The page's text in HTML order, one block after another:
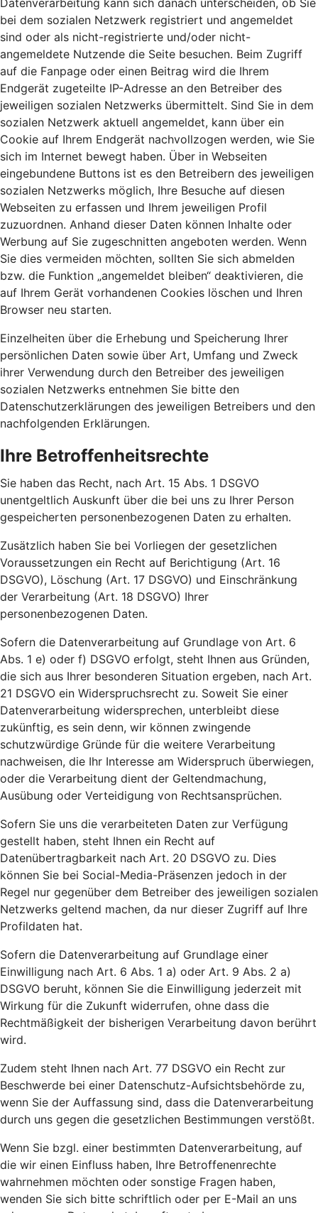
Datenverarbeitung kann sich danach unterscheiden, ob Sie
bei dem sozialen Netzwerk registriert und angemeldet
sind oder als nicht-registrierte und/oder nicht-
angemeldete Nutzende die Seite besuchen. Beim Zugriff
auf die Fanpage oder einen Beitrag wird die Ihrem
Endgerät zugeteilte IP-Adresse an den Betreiber des
jeweiligen sozialen Netzwerks übermittelt. Sind Sie in dem
sozialen Netzwerk aktuell angemeldet, kann über ein
Cookie auf Ihrem Endgerät nachvollzogen werden, wie Sie
sich im Internet bewegt haben. Über in Webseiten
eingebundene Buttons ist es den Betreibern des jeweiligen
sozialen Netzwerks möglich, Ihre Besuche auf diesen
Webseiten zu erfassen und Ihrem jeweiligen Profil
zuzuordnen. Anhand dieser Daten können Inhalte oder
Werbung auf Sie zugeschnitten angeboten werden. Wenn
Sie dies vermeiden möchten, sollten Sie sich abmelden
bzw. die Funktion „angemeldet bleiben“ deaktivieren, die
auf Ihrem Gerät vorhandenen Cookies löschen und Ihren
Browser neu starten.
Einzelheiten über die Erhebung und Speicherung Ihrer
persönlichen Daten sowie über Art, Umfang und Zweck
ihrer Verwendung durch den Betreiber des jeweiligen
sozialen Netzwerks entnehmen Sie bitte den
Datenschutzerklärungen des jeweiligen Betreibers und den
nachfolgenden Erklärungen.
Ihre Betroffenheitsrechte
Sie haben das Recht, nach Art. 15 Abs. 1 DSGVO
unentgeltlich Auskunft über die bei uns zu Ihrer Person
gespeicherten personenbezogenen Daten zu erhalten.
Zusätzlich haben Sie bei Vorliegen der gesetzlichen
Voraussetzungen ein Recht auf Berichtigung (Art. 16
DSGVO), Löschung (Art. 17 DSGVO) und Einschränkung
der Verarbeitung (Art. 18 DSGVO) Ihrer
personenbezogenen Daten.
Sofern die Datenverarbeitung auf Grundlage von Art. 6
Abs. 1 e) oder f) DSGVO erfolgt, steht Ihnen aus Gründen,
die sich aus Ihrer besonderen Situation ergeben, nach Art.
21 DSGVO ein Widerspruchsrecht zu. Soweit Sie einer
Datenverarbeitung widersprechen, unterbleibt diese
zukünftig, es sein denn, wir können zwingende
schutzwürdige Gründe für die weitere Verarbeitung
nachweisen, die Ihr Interesse am Widerspruch überwiegen,
oder die Verarbeitung dient der Geltendmachung,
Ausübung oder Verteidigung von Rechtsansprüchen.
Sofern Sie uns die verarbeiteten Daten zur Verfügung
gestellt haben, steht Ihnen ein Recht auf
Datenübertragbarkeit nach Art. 20 DSGVO zu. Dies
können Sie bei Social-Media-Präsenzen jedoch in der
Regel nur gegenüber dem Betreiber des jeweiligen sozialen
Netzwerks geltend machen, da nur dieser Zugriff auf Ihre
Profildaten hat.
Sofern die Datenverarbeitung auf Grundlage einer
Einwilligung nach Art. 6 Abs. 1 a) oder Art. 9 Abs. 2 a)
DSGVO beruht, können Sie die Einwilligung jederzeit mit
Wirkung für die Zukunft widerrufen, ohne dass die
Rechtmäßigkeit der bisherigen Verarbeitung davon berührt
wird.
Zudem steht Ihnen nach Art. 77 DSGVO ein Recht zur
Beschwerde bei einer Datenschutz-Aufsichtsbehörde zu,
wenn Sie der Auffassung sind, dass die Datenverarbeitung
durch uns gegen die gesetzlichen Bestimmungen verstößt.
Wenn Sie bzgl. einer bestimmten Datenverarbeitung, auf
die wir einen Einfluss haben, Ihre Betroffenenrechte
wahrnehmen möchten oder sonstige Fragen haben,
wenden Sie sich bitte schriftlich oder per E-Mail an uns